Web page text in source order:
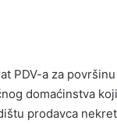
PDV-a za
domaćinstva
prodavca